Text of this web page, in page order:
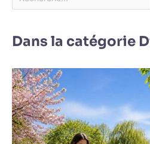
Dans la catégorie